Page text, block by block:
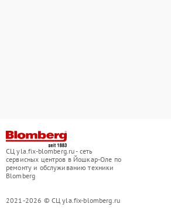
СЦ yla.fix-blomberg.ru - сеть
сервисных центров в Йошкар-Оле по
ремонту и обслуживанию техники
Blomberg
2021-2026 © СЦ yla.fix-blomberg.ru